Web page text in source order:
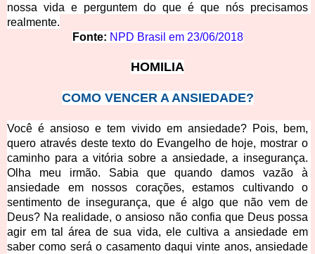
nossa vida e perguntem do que é que nós precisamos
realmente.
Fonte: NPD Brasil em 23/06/2018
HOMILIA
COMO VENCER A ANSIEDADE?
Você é ansioso e tem vivido em ansiedade? Pois, bem,
quero através deste texto do Evangelho de hoje, mostrar o
caminho para a vitória sobre a ansiedade, a insegurança.
Olha meu irmão. Sabia que quando damos vazão à
ansiedade em nossos corações, estamos cultivando o
sentimento de insegurança, que é algo que não vem de
Deus? Na realidade, o ansioso não confia que Deus possa
agir em tal área de sua vida, ele cultiva a ansiedade em
saber como será o casamento daqui vinte anos, ansiedade